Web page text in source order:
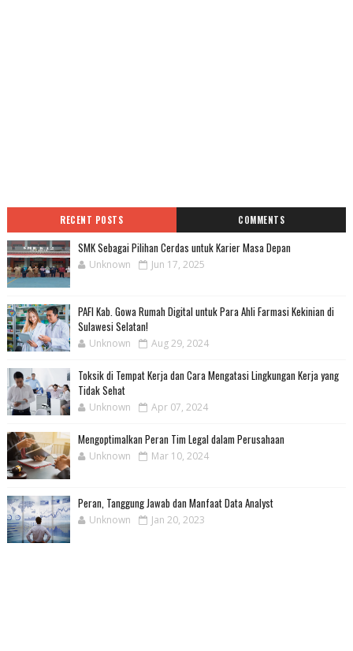
RECENT POSTS COMMENTS
SMK Sebagai Pilihan Cerdas untuk Karier Masa Depan
Unknown Jun 17, 2025
PAFI Kab. Gowa Rumah Digital untuk Para Ahli Farmasi Kekinian di
Sulawesi Selatan!
Unknown Aug 29, 2024
Toksik di Tempat Kerja dan Cara Mengatasi Lingkungan Kerja yang
Tidak Sehat
Unknown Apr 07, 2024
Mengoptimalkan Peran Tim Legal dalam Perusahaan
Unknown Mar 10, 2024
Peran, Tanggung Jawab dan Manfaat Data Analyst
Unknown Jan 20, 2023